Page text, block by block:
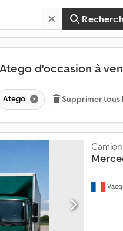
d'occasion à
Atego Supprimer tous